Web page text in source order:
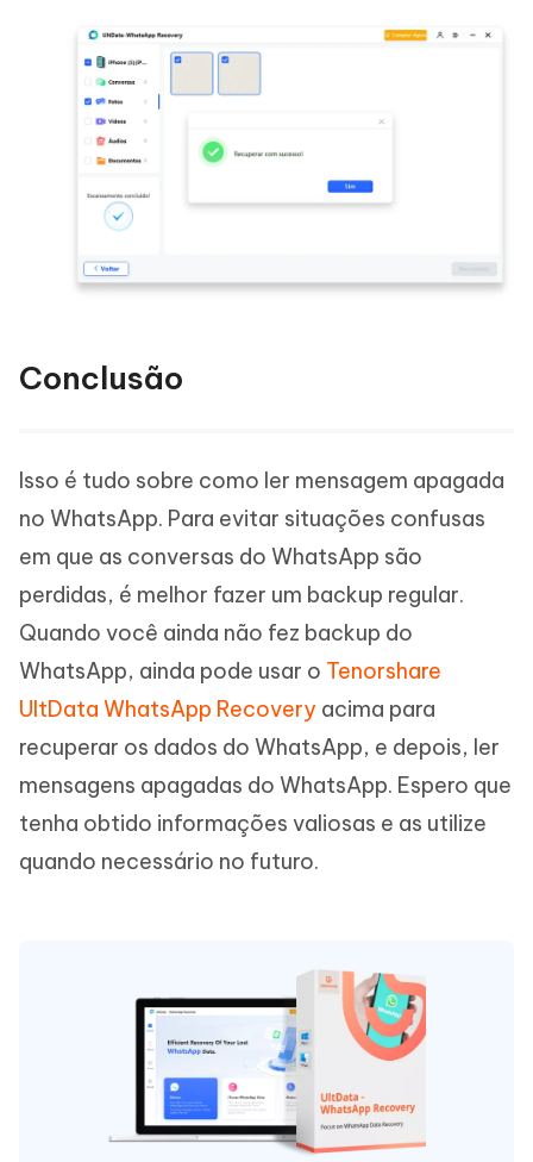
Conclusão
Isso é tudo sobre como ler mensagem apagada
no WhatsApp. Para evitar situações confusas
em que as conversas do WhatsApp são
perdidas, é melhor fazer um backup regular.
Quando você ainda não fez backup do
WhatsApp, ainda pode usar o Tenorshare
UltData WhatsApp Recovery acima para
recuperar os dados do WhatsApp, e depois, ler
mensagens apagadas do WhatsApp. Espero que
tenha obtido informações valiosas e as utilize
quando necessário no futuro.